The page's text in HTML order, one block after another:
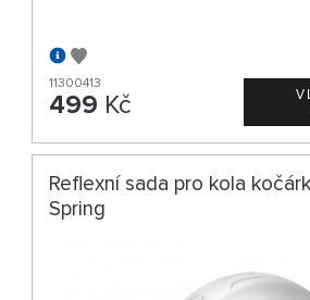
11300413
499 Kč
Reflexní sada pro kola
Spring